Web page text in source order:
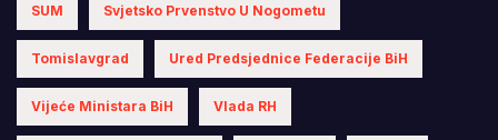
SUM Svjetsko Prvenstvo U Nogometu
Tomislavgrad Ured Predsjednice Federacije BiH
Vijeće Ministara BiH Vlada RH